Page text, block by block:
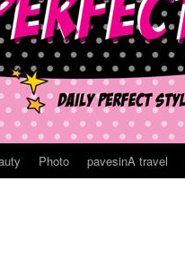
Photo pavesinA travel